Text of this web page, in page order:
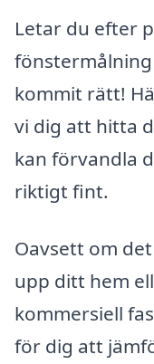
Letar du efter
kommit rätt!
vi dig att hitta
kan förvandla
riktigt fint.
Oavsett om
upp ditt hem
kommersiell
för dig att